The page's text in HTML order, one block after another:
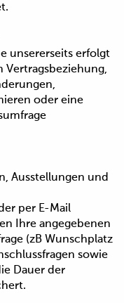
unsererseits erfolgt
Vertragsbeziehung,
oder eine
Ausstellungen und
per E-Mail
Ihre angegebenen
(zB Wunschplatz
sowie
Dauer der